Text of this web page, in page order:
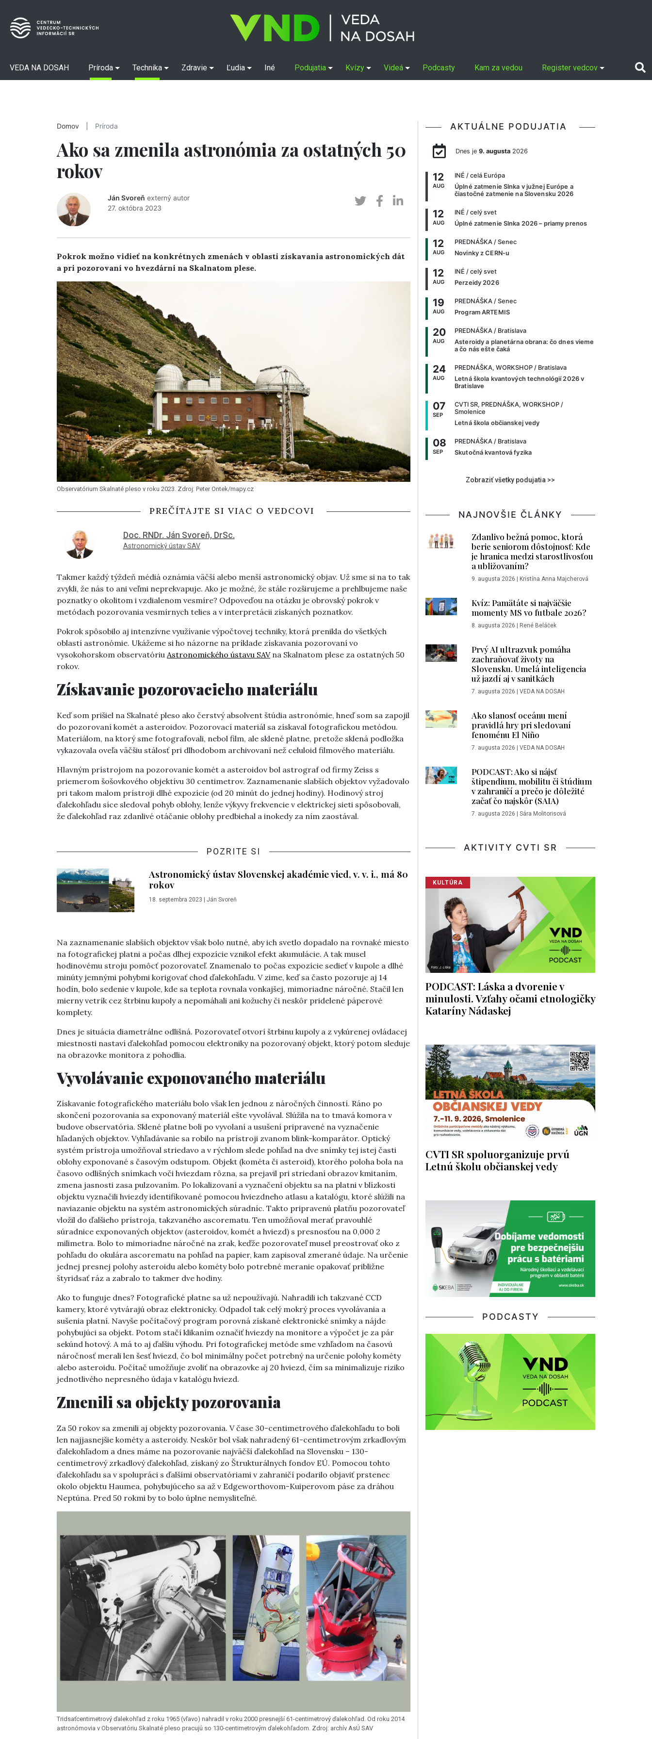
VEDA NA DOSAH Príroda Technika Zdravie Ľudia Iné Podujatia Kvízy Videá Podcasty Kam za vedou Register vedcov
Domov Príroda
Ako sa zmenila astronómia za ostatných 50
rokov
Ján Svoreň externý autor
27. októbra 2023
Pokrok možno vidieť na konkrétnych zmenách v oblasti získavania astronomických dát
a pri pozorovaní vo hvezdárni na Skalnatom plese.
Observatórium Skalnaté pleso v roku 2023. Zdroj: Peter Ontek/mapy.cz
PREČÍTAJTE SI VIAC O VEDCOVI
Doc. RNDr. Ján Svoreň, DrSc.
Astronomický ústav SAV
Takmer každý týždeň médiá oznámia väčší alebo menší astronomický objav. Už sme si na to tak
zvykli, že nás to ani veľmi neprekvapuje. Ako je možné, že stále rozširujeme a prehlbujeme naše
poznatky o okolitom i vzdialenom vesmíre? Odpoveďou na otázku je obrovský pokrok v
metódach pozorovania vesmírnych telies a v interpretácii získaných poznatkov.
Pokrok spôsobilo aj intenzívne využívanie výpočtovej techniky, ktorá prenikla do všetkých
oblastí astronómie. Ukážeme si ho názorne na príklade získavania pozorovaní vo
vysokohorskom observatóriu Astronomického ústavu SAVna Skalnatom plese za ostatných 50
rokov.
Získavanie pozorovacieho materiálu
Keď som prišiel na Skalnaté pleso ako čerstvý absolvent štúdia astronómie, hneď som sa zapojil
do pozorovaní komét a asteroidov. Pozorovací materiál sa získaval fotografickou metódou.
Materiálom, na ktorý sme fotografovali, nebol film, ale sklené platne, pretože sklená podložka
vykazovala oveľa väčšiu stálosť pri dlhodobom archivovaní než celuloid filmového materiálu.
Hlavným prístrojom na pozorovanie komét a asteroidov bol astrograf od firmy Zeiss s
priemerom šošovkového objektívu 30 centimetrov. Zaznamenanie slabších objektov vyžadovalo
pri takom malom prístroji dlhé expozície (od 20 minút do jednej hodiny). Hodinový stroj
ďalekohľadu síce sledoval pohyb oblohy, lenže výkyvy frekvencie v elektrickej sieti spôsobovali,
že ďalekohľad raz zdanlivé otáčanie oblohy predbiehal a inokedy za ním zaostával.
POZRITE SI
Astronomický ústav Slovenskej akadémie vied, v. v. i., má 80
rokov
18. septembra 2023 Ján Svoreň
Na zaznamenanie slabších objektov však bolo nutné, aby ich svetlo dopadalo na rovnaké miesto
na fotografickej platni a počas dlhej expozície vznikol efekt akumulácie. A tak musel
hodinovému stroju pomôcť pozorovateľ. Znamenalo to počas expozície sedieť v kupole a dlhé
minúty jemnými pohybmi korigovať chod ďalekohľadu. V zime, keď sa často pozoruje aj 14
hodín, bolo sedenie v kupole, kde sa teplota rovnala vonkajšej, mimoriadne náročné. Stačil len
mierny vetrík cez štrbinu kupoly a nepomáhali ani kožuchy či neskôr pridelené páperové
komplety.
Dnes je situácia diametrálne odlišná. Pozorovateľ otvorí štrbinu kupoly a z vykúrenej ovládacej
miestnosti nastaví ďalekohľad pomocou elektroniky na pozorovaný objekt, ktorý potom sleduje
na obrazovke monitora z pohodlia.
Vyvolávanie exponovaného materiálu
Získavanie fotografického materiálu bolo však len jednou z náročných činností. Ráno po
skončení pozorovania sa exponovaný materiál ešte vyvolával. Slúžila na to tmavá komora v
budove observatória. Sklené platne boli po vyvolaní a usušení pripravené na vyznačenie
hľadaných objektov. Vyhľadávanie sa robilo na prístroji zvanom blink-komparátor. Optický
systém prístroja umožňoval striedavo a v rýchlom slede pohľad na dve snímky tej istej časti
oblohy exponované s časovým odstupom. Objekt (kométa či asteroid), ktorého poloha bola na
časovo odlišných snímkach voči hviezdam rôzna, sa prejavil pri striedaní obrazov kmitaním,
zmena jasnosti zasa pulzovaním. Po lokalizovaní a vyznačení objektu sa na platni v blízkosti
objektu vyznačili hviezdy identifikované pomocou hviezdneho atlasu a katalógu, ktoré slúžili na
naviazanie objektu na systém astronomických súradníc. Takto pripravenú platňu pozorovateľ
vložil do ďalšieho prístroja, takzvaného ascorematu. Ten umožňoval merať pravouhlé
súradnice exponovaných objektov (asteroidov, komét a hviezd) s presnosťou na 0,000 2
milimetra. Bolo to mimoriadne náročné na zrak, keďže pozorovateľ musel preostrovať oko z
pohľadu do okulára ascorematu na pohľad na papier, kam zapisoval zmerané údaje. Na určenie
jednej presnej polohy asteroidu alebo kométy bolo potrebné meranie opakovať približne
štyridsať ráz a zabralo to takmer dve hodiny.
Ako to funguje dnes? Fotografické platne sa už nepoužívajú. Nahradili ich takzvané CCD
kamery, ktoré vytvárajú obraz elektronicky. Odpadol tak celý mokrý proces vyvolávania a
sušenia platní. Navyše počítačový program porovná získané elektronické snímky a nájde
pohybujúci sa objekt. Potom stačí klikaním označiť hviezdy na monitore a výpočet je za pár
sekúnd hotový. A má to aj ďalšiu výhodu. Pri fotografickej metóde sme vzhľadom na časovú
náročnosť merali len šesť hviezd, čo bol minimálny počet potrebný na určenie polohy kométy
alebo asteroidu. Počítač umožňuje zvoliť na obrazovke aj 20 hviezd, čím sa minimalizuje riziko
jednotlivého nepresného údaja v katalógu hviezd.
Zmenili sa objekty pozorovania
Za 50 rokov sa zmenili aj objekty pozorovania. V čase 30-centimetrového ďalekohľadu to boli
len najjasnejšie kométy a asteroidy. Neskôr bol však nahradený 61-centimetrovým zrkadlovým
ďalekohľadom a dnes máme na pozorovanie najväčší ďalekohľad na Slovensku – 130-
centimetrový zrkadlový ďalekohľad, získaný zo Štrukturálnych fondov EÚ. Pomocou tohto
ďalekohľadu sa v spolupráci s ďalšími observatóriami v zahraničí podarilo objaviť prstenec
okolo objektu Haumea, pohybujúceho sa až v Edgeworthovom-Kuiperovom páse za dráhou
Neptúna. Pred 50 rokmi by to bolo úplne nemysliteľné.
Tridsaťcentimetrový ďalekohľad z roku 1965 (vľavo) nahradil v roku 2000 presnejší 61-centimetrový ďalekohľad. Od roku 2014
astronómovia v Observatóriu Skalnaté pleso pracujú so 130-centimetrovým ďalekohľadom. Zdroj: archív AsÚ SAV
AKTUÁLNE PODUJATIA
Dnes je 9. augusta2026
12
AUG
INÉ / celá Európa
Úplné zatmenie Slnka v južnej Európe a
čiastočné zatmenie na Slovensku 2026
12
AUG
INÉ / celý svet
Úplné zatmenie Slnka 2026 – priamy prenos
12
AUG
PREDNÁŠKA / Senec
Novinky z CERN-u
12
AUG
INÉ / celý svet
Perzeidy 2026
19
AUG
PREDNÁŠKA / Senec
Program ARTEMIS
20
AUG
PREDNÁŠKA / Bratislava
Asteroidy a planetárna obrana: čo dnes vieme
a čo nás ešte čaká
24
AUG
PREDNÁŠKA, WORKSHOP / Bratislava
Letná škola kvantových technológií 2026 v
Bratislave
07
SEP
CVTI SR, PREDNÁŠKA, WORKSHOP /
Smolenice
Letná škola občianskej vedy
08
SEP
PREDNÁŠKA / Bratislava
Skutočná kvantová fyzika
Zobraziť všetky podujatia >>
NAJNOVŠIE ČLÁNKY
Zdanlivo bežná pomoc, ktorá
berie seniorom dôstojnosť: Kde
je hranica medzi starostlivosťou
a ubližovaním?
9. augusta 2026 | Kristína Anna Majcherová
Kvíz: Pamätáte si najväčšie
momenty MS vo futbale 2026?
8. augusta 2026 | René Beláček
Prvý AI ultrazvuk pomáha
zachraňovať životy na
Slovensku. Umelá inteligencia
už jazdí aj v sanitkách
7. augusta 2026 | VEDA NA DOSAH
Ako slanosť oceánu mení
pravidlá hry pri sledovaní
fenoménu El Niño
7. augusta 2026 | VEDA NA DOSAH
PODCAST: Ako si nájsť
štipendium, mobilitu či štúdium
v zahraničí a prečo je dôležité
začať čo najskôr (SAIA)
7. augusta 2026 | Sára Molitorisová
AKTIVITY CVTI SR
KULTÚRA
PODCAST: Láska a dvorenie v
minulosti. Vzťahy očami etnologičky
Kataríny Nádaskej
CVTI SR spoluorganizuje prvú
Letnú školu občianskej vedy
PODCASTY